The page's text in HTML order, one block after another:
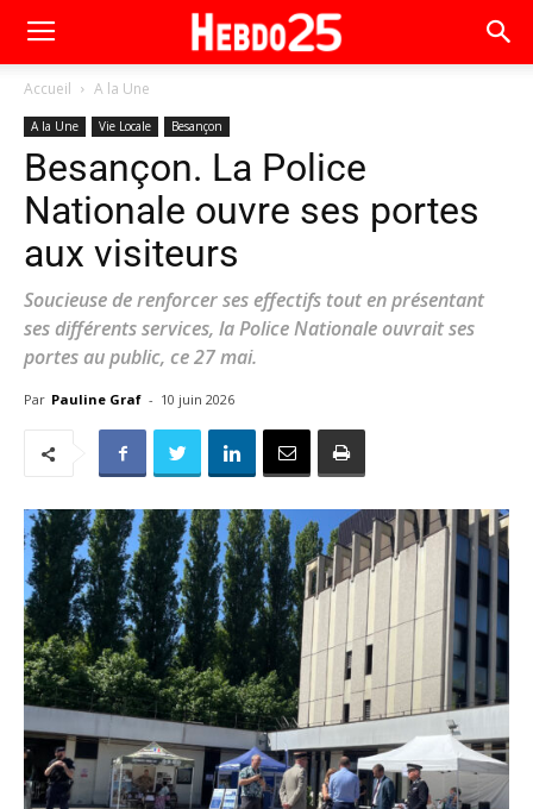
Accueil A la Une
A la Une Vie Locale Besançon
Besançon. La Police
Nationale ouvre ses portes
aux visiteurs
Soucieuse de renforcer ses effectifs tout en présentant
ses différents services, la Police Nationale ouvrait ses
portes au public, ce 27 mai.
Par Pauline Graf - 10 juin 2026